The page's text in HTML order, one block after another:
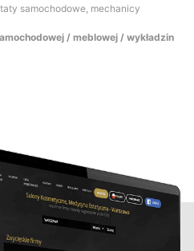
samochodowe, mechanicy
/ meblowej / wykładzin